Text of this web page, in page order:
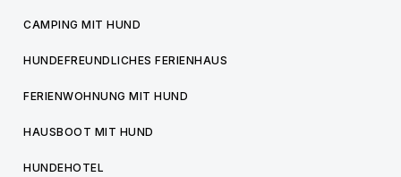
CAMPING MIT HUND
HUNDEFREUNDLICHES FERIENHAUS
FERIENWOHNUNG MIT HUND
HAUSBOOT MIT HUND
HUNDEHOTEL